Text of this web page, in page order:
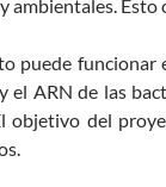
ambientales.
puede funcionar
el ARN de las
objetivo del